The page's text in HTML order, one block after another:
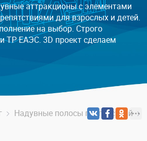
аттракционы с элементами
для взрослых и детей.
на выбор. Строго
ТР ЕАЭС. 3D проект сделаем
Надувные полосы препятствий